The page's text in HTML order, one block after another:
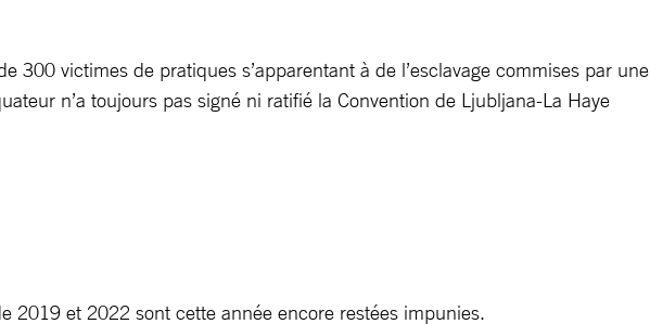
victimes de pratiques s’apparentant à de l’esclavage commises par une
n’a toujours pas signé ni ratifié la Convention de Ljubljana-La Haye
2019 et 2022 sont cette année encore restées impunies.